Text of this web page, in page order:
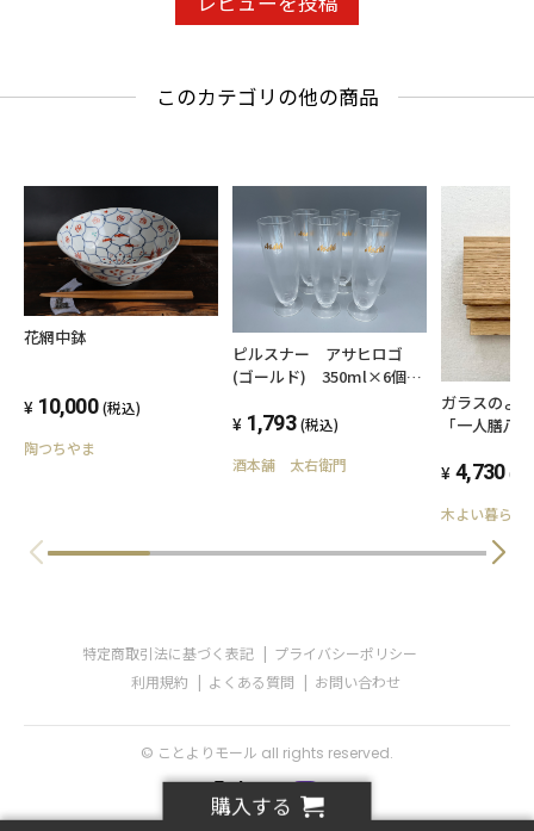
購入する
このカテゴリの他の商品
花網中鉢
10,000 (税込)
陶つちやま
ピルスナー アサヒロゴ
(ゴールド) 350ml×6個セ
1,793 (税込)
酒本舗 太右衛門
ガラスのよ
「一人膳八
4,730 (税
木よい暮らし
特定商取引法に基づく表記
プライバシーポリシー
利用規約
よくある質問 お問い合わせ
© ことよりモール all rights reserved.